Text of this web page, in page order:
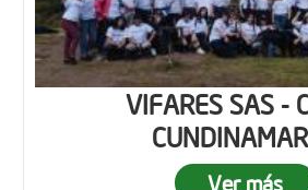
VIFARES SAS -
Ver más